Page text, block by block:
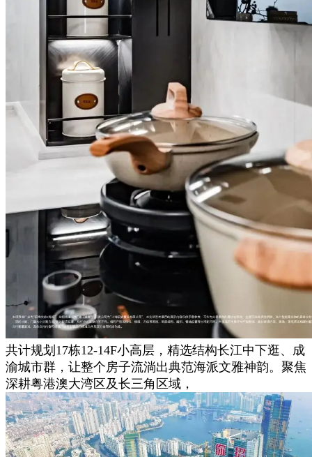
共计规划17栋12-14F小高层，精选结构长江中下逛、成
渝城市群，让整个房子流淌出典范海派文雅神韵。聚焦
深耕粤港澳大湾区及长三角区域，